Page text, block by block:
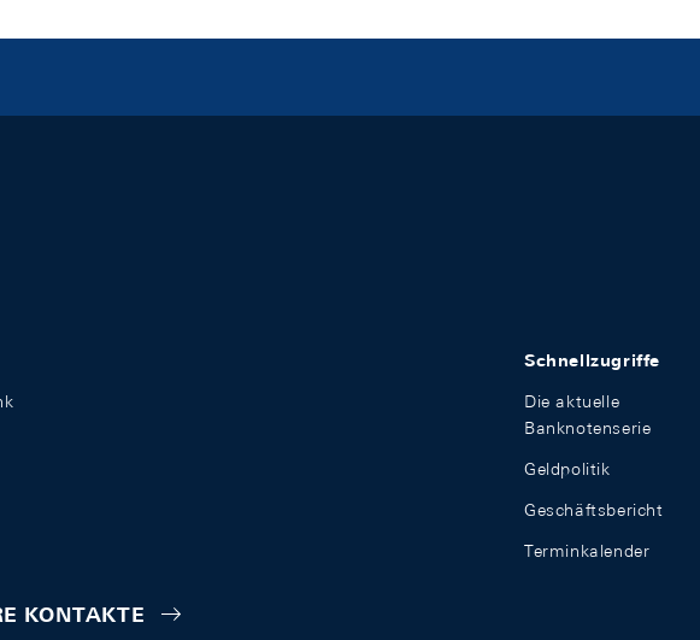
KONTAKTE
Schnellzugriffe
Die aktuelle
Banknotenserie
Geldpolitik
Geschäftsbericht
Terminkalender